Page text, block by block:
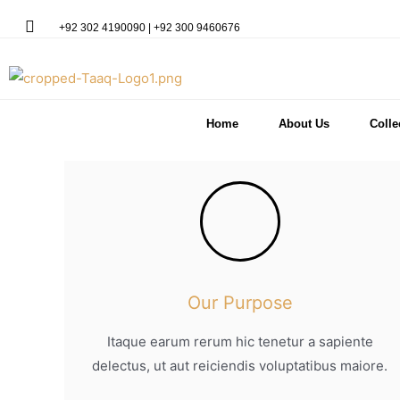
+92 302 4190090 | +92 300 9460676
Home About Us
Our Purpose
Itaque earum rerum hic tenetur a sapiente
delectus, ut aut reiciendis voluptatibus maiore.